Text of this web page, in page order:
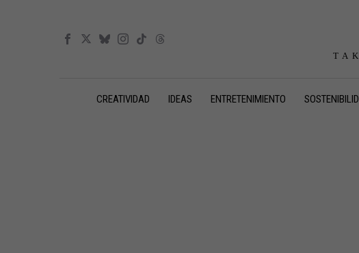
CREATIVIDAD IDEAS ENTRETENIMIENTO